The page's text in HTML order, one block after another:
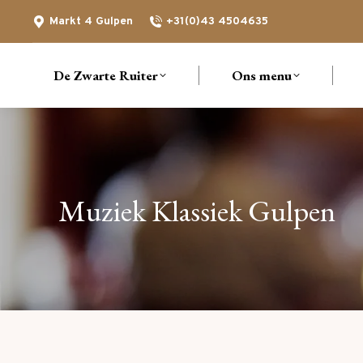
Markt 4 Gulpen +31(0)43 4504635
De Zwarte Ruiter Ons menu
Muziek Klassiek Gulpen